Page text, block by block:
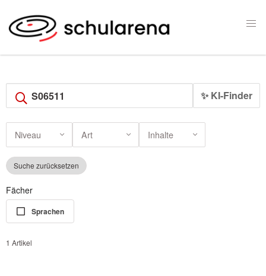
✨ KI-Finder
Niveau Art Inhalte
Suche zurücksetzen
Fächer
Sprachen
1 Artikel